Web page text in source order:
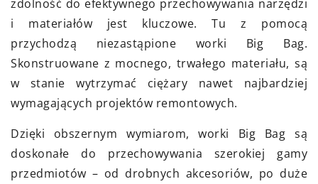
zdolność do efektywnego przechowywania narzędzi
i materiałów jest kluczowe. Tu z pomocą
przychodzą niezastąpione worki Big Bag.
Skonstruowane z mocnego, trwałego materiału, są
w stanie wytrzymać ciężary nawet najbardziej
wymagających projektów remontowych.
Dzięki obszernym wymiarom, worki Big Bag są
doskonałe do przechowywania szerokiej gamy
przedmiotów – od drobnych akcesoriów, po duże